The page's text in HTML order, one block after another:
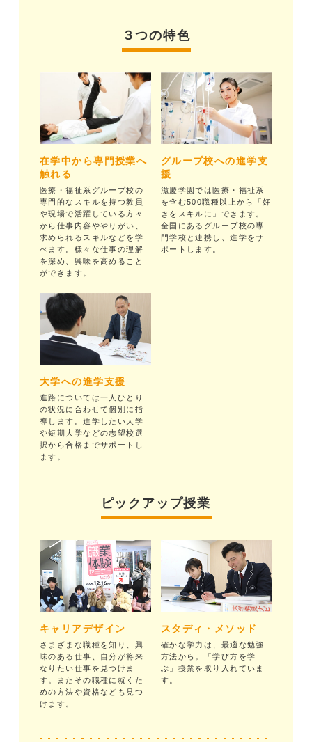
３つの特色
在学中から専門授業へ
触れる
医療・福祉系グループ校の
専門的なスキルを持つ教員
や現場で活躍している方々
から仕事内容ややりがい、
求められるスキルなどを学
べます。様々な仕事の理解
を深め、興味を高めること
ができます。
グループ校への進学支
援
滋慶学園では医療・福祉系
を含む500職種以上から「好
きをスキルに」できます。
全国にあるグループ校の専
門学校と連携し、進学をサ
ポートします。
大学への進学支援
進路については一人ひとり
の状況に合わせて個別に指
導します。進学したい大学
や短期大学などの志望校選
択から合格までサポートし
ます。
ピックアップ授業
キャリアデザイン
さまざまな職種を知り、興
味のある仕事、自分が将来
なりたい仕事を見つけま
す。またその職種に就くた
めの方法や資格なども見つ
けます。
スタディ・メソッド
確かな学力は、最適な勉強
方法から。「学び方を学
ぶ」授業を取り入れていま
す。